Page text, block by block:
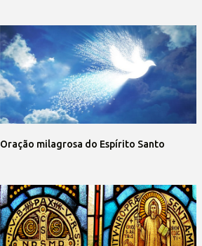
Oração milagrosa do Espírito Santo